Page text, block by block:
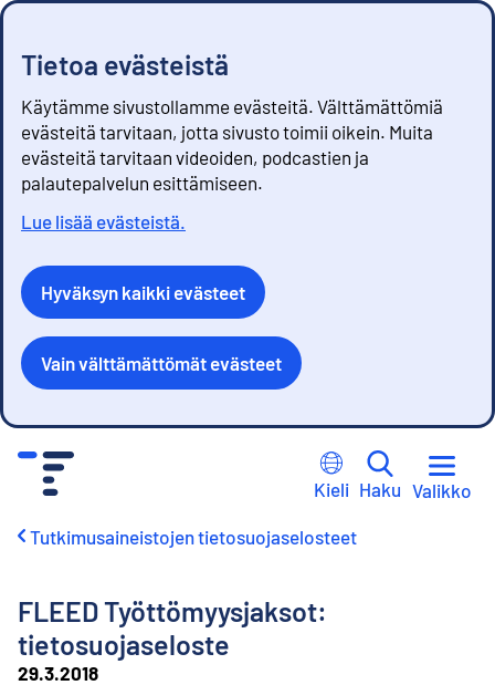
Tietoa evästeistä
Käytämme sivustollamme evästeitä. Välttämättömiä
evästeitä tarvitaan, jotta sivusto toimii oikein. Muita
evästeitä tarvitaan videoiden, podcastien ja
palautepalvelun esittämiseen.
Lue lisää evästeistä.
Hyväksyn kaikki evästeet
Vain välttämättömät evästeet
Kieli Haku Valikko
Tutkimusaineistojen tietosuojaselosteet
FLEED Työttömyysjaksot:
tietosuojaseloste
29.3.2018